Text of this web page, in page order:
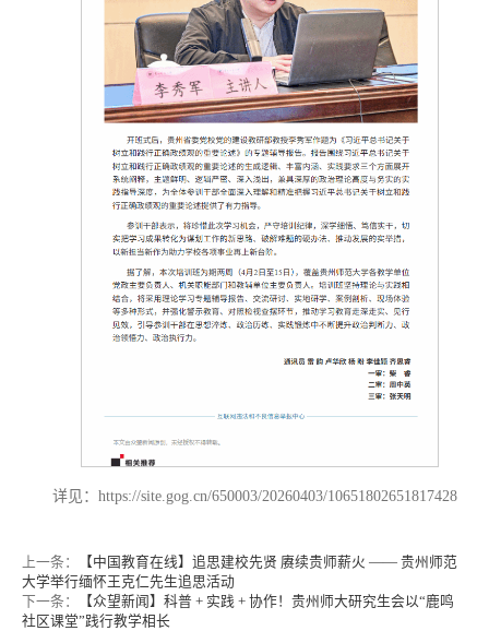
详见：https://site.gog.cn/650003/20260403/10651802651817428
上一条：
【中国教育在线】追思建校先贤 赓续贵师薪火 —— 贵州师范
大学举行缅怀王克仁先生追思活动
下一条：
【众望新闻】科普 + 实践 + 协作！贵州师大研究生会以“鹿鸣
社区课堂”践行教学相长